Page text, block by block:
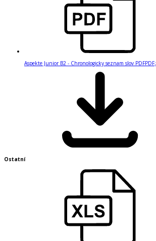
Aspekte Junior B2 - Chronologicky seznam slov PDFPDF;
Ostatní